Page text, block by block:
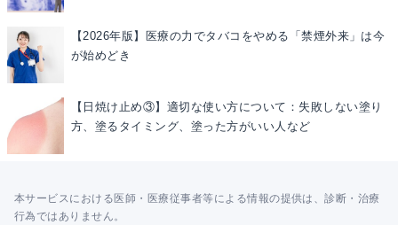
【2026年版】医療の力でタバコをやめる「禁煙外来」は今
が始めどき
【日焼け止め③】適切な使い方について：失敗しない塗り
方、塗るタイミング、塗った方がいい人など
本サービスにおける医師・医療従事者等による情報の提供は、診断・治療
行為ではありません。